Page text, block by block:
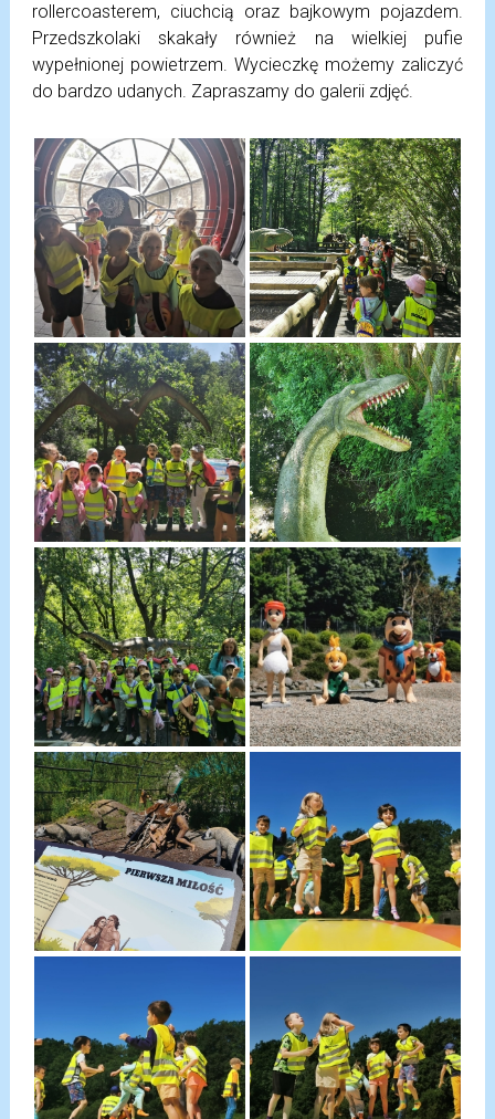
rollercoasterem, ciuchcią oraz bajkowym pojazdem.
Przedszkolaki skakały również na wielkiej pufie
wypełnionej powietrzem. Wycieczkę możemy zaliczyć
do bardzo udanych. Zapraszamy do galerii zdjęć.